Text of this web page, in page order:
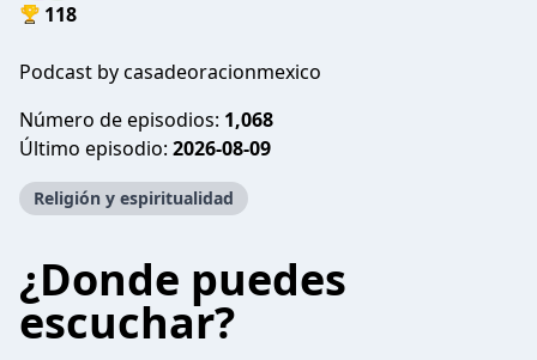
118
Podcast by casadeoracionmexico
Número de episodios: 1,068
Último episodio: 2026-08-09
Religión y espiritualidad
¿Donde puedes
escuchar?